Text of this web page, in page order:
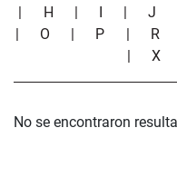
| H | I |J
| O | P | R
|X
No se encontraron